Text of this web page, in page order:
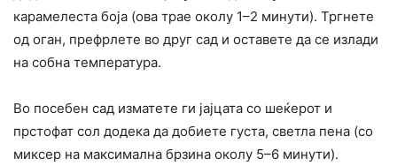
карамелеста боја (ова трае околу 1–2 минути). Тргнете
од оган, префрлете во друг сад и оставете да се излади
на собна температура.
Во посебен сад изматете ги јајцата со шеќерот и
прстофат сол додека да добиете густа, светла пена (со
миксер на максимална брзина околу 5–6 минути).